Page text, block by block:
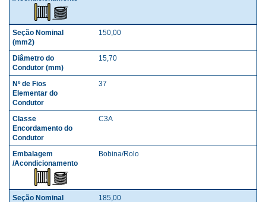
150,00
15,70
37
C3A
Bobina/Rolo
185,00